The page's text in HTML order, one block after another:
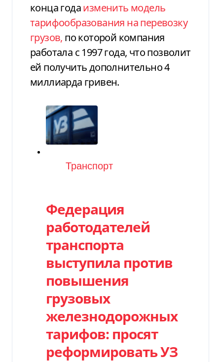
конца годаизменить модель
тарифообразования на перевозку
грузов, по которой компания
работала с 1997 года, что позволит
ей получить дополнительно 4
миллиарда гривен.
Категория
Транспорт
Федерация
работодателей
транспорта
выступила против
повышения
грузовых
железнодорожных
тарифов: просят
реформировать УЗ